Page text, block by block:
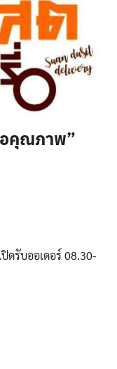
อคุณภาพ”
ดรับออเดอร์ 08.30-